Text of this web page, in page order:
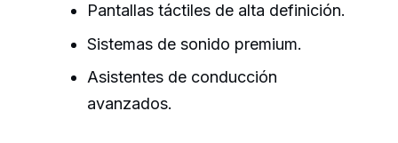
Pantallas táctiles de alta definición.
Sistemas de sonido premium.
Asistentes de conducción
avanzados.